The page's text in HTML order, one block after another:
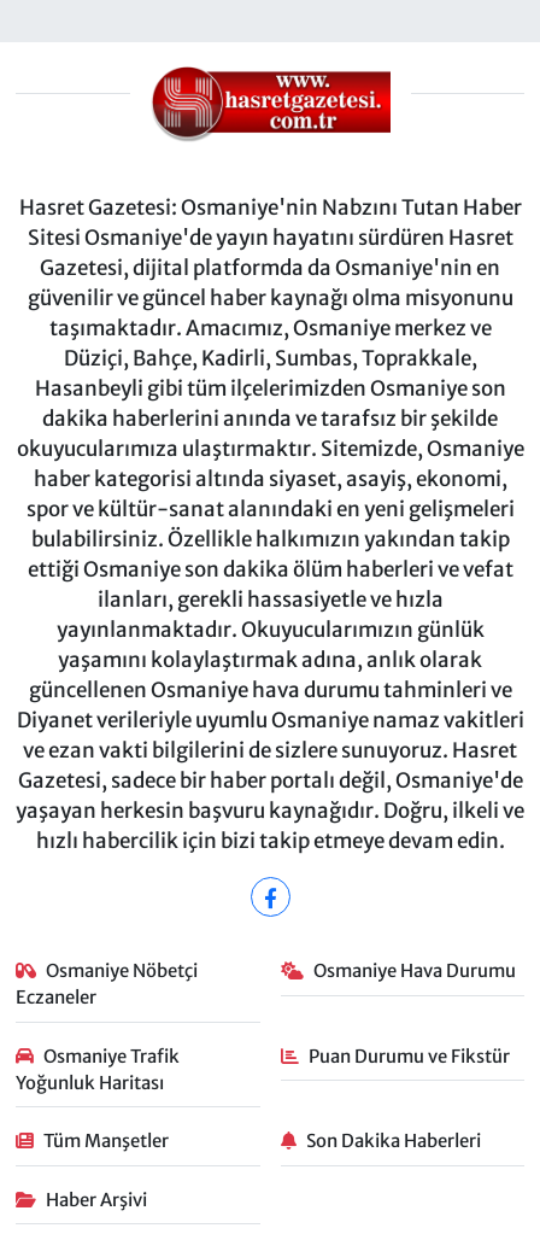
Hasret Gazetesi: Osmaniye'nin Nabzını Tutan Haber
Sitesi Osmaniye'de yayın hayatını sürdüren Hasret
Gazetesi, dijital platformda da Osmaniye'nin en
güvenilir ve güncel haber kaynağı olma misyonunu
taşımaktadır. Amacımız, Osmaniye merkez ve
Düziçi, Bahçe, Kadirli, Sumbas, Toprakkale,
Hasanbeyli gibi tüm ilçelerimizden Osmaniye son
dakika haberlerini anında ve tarafsız bir şekilde
okuyucularımıza ulaştırmaktır. Sitemizde, Osmaniye
haber kategorisi altında siyaset, asayiş, ekonomi,
spor ve kültür-sanat alanındaki en yeni gelişmeleri
bulabilirsiniz. Özellikle halkımızın yakından takip
ettiği Osmaniye son dakika ölüm haberleri ve vefat
ilanları, gerekli hassasiyetle ve hızla
yayınlanmaktadır. Okuyucularımızın günlük
yaşamını kolaylaştırmak adına, anlık olarak
güncellenen Osmaniye hava durumu tahminleri ve
Diyanet verileriyle uyumlu Osmaniye namaz vakitleri
ve ezan vakti bilgilerini de sizlere sunuyoruz. Hasret
Gazetesi, sadece bir haber portalı değil, Osmaniye'de
yaşayan herkesin başvuru kaynağıdır. Doğru, ilkeli ve
hızlı habercilik için bizi takip etmeye devam edin.
Osmaniye Nöbetçi
Eczaneler
Osmaniye Hava Durumu
Osmaniye Trafik
Yoğunluk Haritası
Puan Durumu ve Fikstür
Tüm Manşetler Son Dakika Haberleri
Haber Arşivi